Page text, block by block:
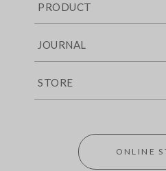
PRODUCT
JOURNAL
STORE
ONLINE